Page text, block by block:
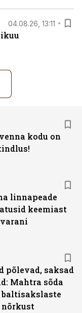
04.08.26, 13:11
kodu on
linnapeade
keemiast
põlevad, saksad
Mahtra sõda